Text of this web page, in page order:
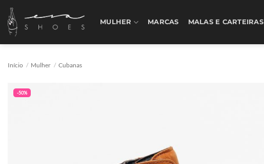
Skip
content
MULHER MARCAS MALAS E CARTEIRAS
Início / Mulher / Cubanas
-50%